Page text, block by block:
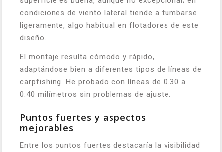
condiciones de viento lateral tiende a tumbarse
ligeramente, algo habitual en flotadores de este
diseño.
El montaje resulta cómodo y rápido,
adaptándose bien a diferentes tipos de líneas de
carpfishing. He probado con líneas de 0.30 a
0.40 milímetros sin problemas de ajuste.
Puntos fuertes y aspectos
mejorables
Entre los puntos fuertes destacaría la visibilidad